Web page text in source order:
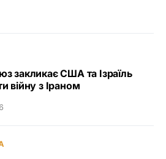
закликає США та Ізраїль
війну з Іраном